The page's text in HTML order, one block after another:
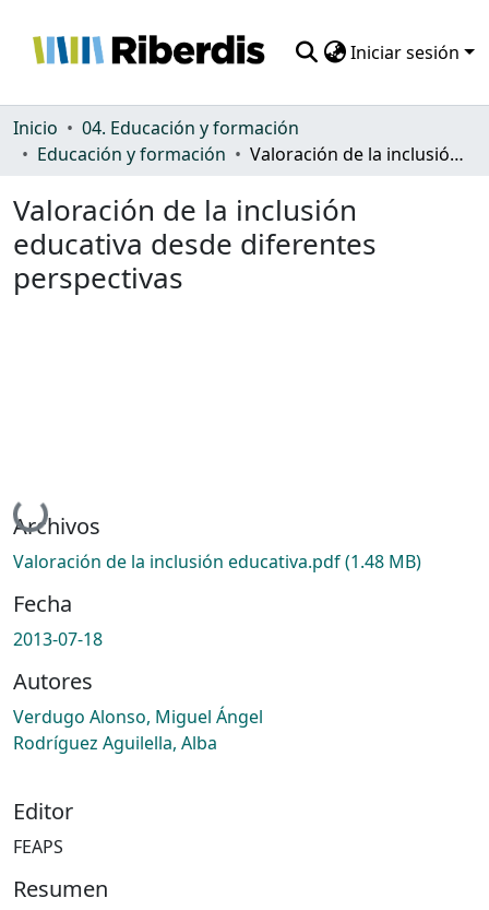
Iniciar sesión
Comunidades
Estadísticas
Inicio
04. Educación y formación
Educación y formación
Valoración de la inclusión educativa desde diferentes perspectivas
Valoración de la inclusión
educativa desde diferentes
perspectivas
Cargando...
Archivos
Valoración de la inclusión educativa.pdf(1.48 MB)
Fecha
2013-07-18
Autores
Verdugo Alonso, Miguel Ángel
Rodríguez Aguilella, Alba
Editor
FEAPS
Resumen